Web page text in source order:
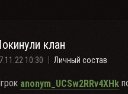
клан
10:30 Личный состав
anonym_UCSw2RRv4XHk